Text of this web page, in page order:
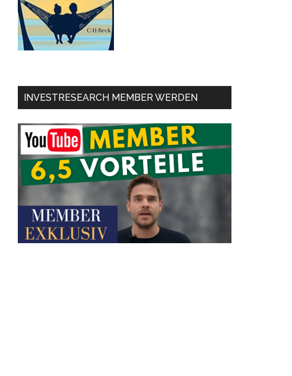
INVESTRESEARCH MEMBER WERDEN